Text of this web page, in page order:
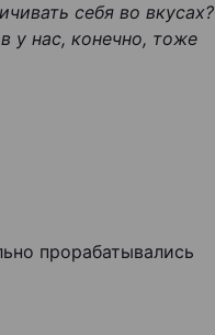
себя во вкусах?
у нас, конечно, тоже
прорабатывались